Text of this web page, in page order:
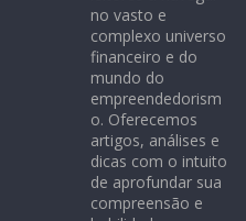
no vasto e
complexo universo
financeiro e do
mundo do
empreendedorism
o. Oferecemos
artigos, análises e
dicas com o intuito
de aprofundar sua
compreensão e